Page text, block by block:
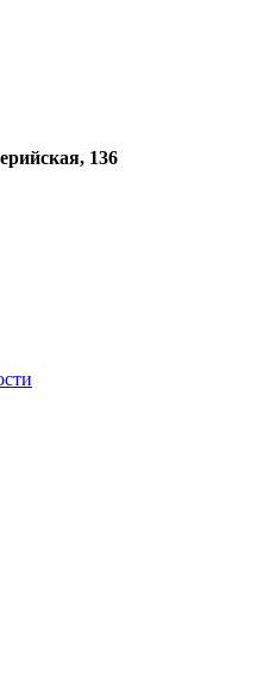
136